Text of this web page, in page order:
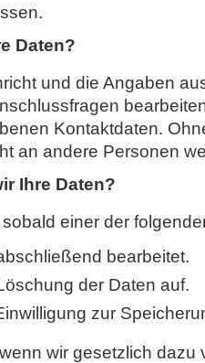
Daten?
und die Angaben
Kontaktdaten.
an andere Personen
Ihre Daten?
einer der
bearbeitet.
der Daten auf.
zur
wir gesetzlich dazu